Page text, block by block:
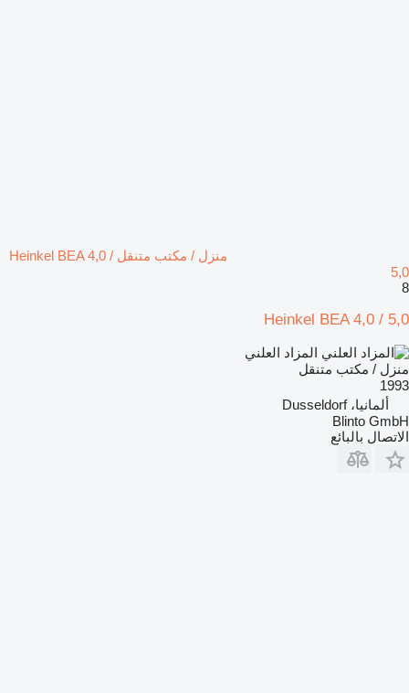
منزل / مكتب متنقل Heinkel BEA 4,0 /
5,0
8
Heinkel BEA 4,0 / 5,0
المزاد العلني
منزل / مكتب متنقل
1993
ألمانيا، Dusseldorf
Blinto GmbH
الاتصال بالبائع